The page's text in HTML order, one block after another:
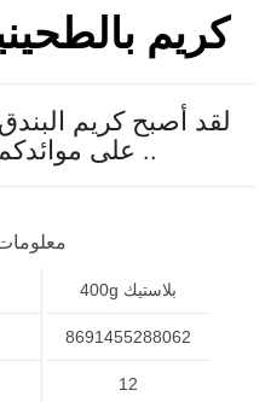
كريم
لقد أصبح كريم
على موائدكم بشكله الجديد ..
400g بلاستيك
8691455288062
12